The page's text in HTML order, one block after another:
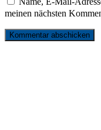
meinen nächsten